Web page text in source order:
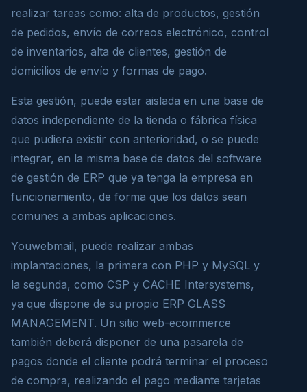
realizar tareas como: alta de productos, gestión
de pedidos, envío de correos electrónico, control
de inventarios, alta de clientes, gestión de
domicilios de envío y formas de pago.
Esta gestión, puede estar aislada en una base de
datos independiente de la tienda o fábrica física
que pudiera existir con anterioridad, o se puede
integrar, en la misma base de datos del software
de gestión de ERP que ya tenga la empresa en
funcionamiento, de forma que los datos sean
comunes a ambas aplicaciones.
Youwebmail, puede realizar ambas
implantaciones, la primera con PHP y MySQL y
la segunda, como CSP y CACHE Intersystems,
ya que dispone de su propio ERP GLASS
MANAGEMENT. Un sitio web-ecommerce
también deberá disponer de una pasarela de
pagos donde el cliente podrá terminar el proceso
de compra, realizando el pago mediante tarjetas